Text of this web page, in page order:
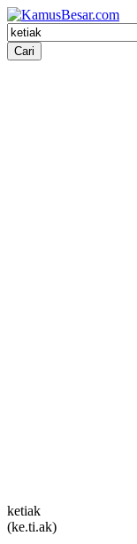
ketiak
(ke.ti.ak)